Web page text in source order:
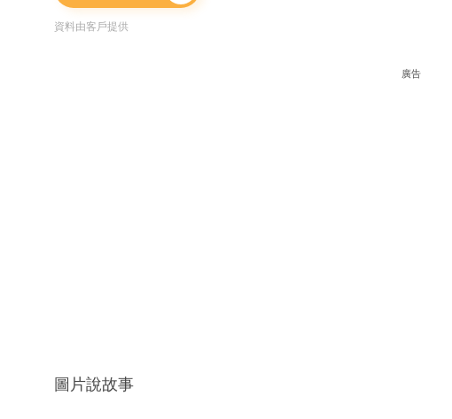
資料由客戶提供
廣告
圖片說故事